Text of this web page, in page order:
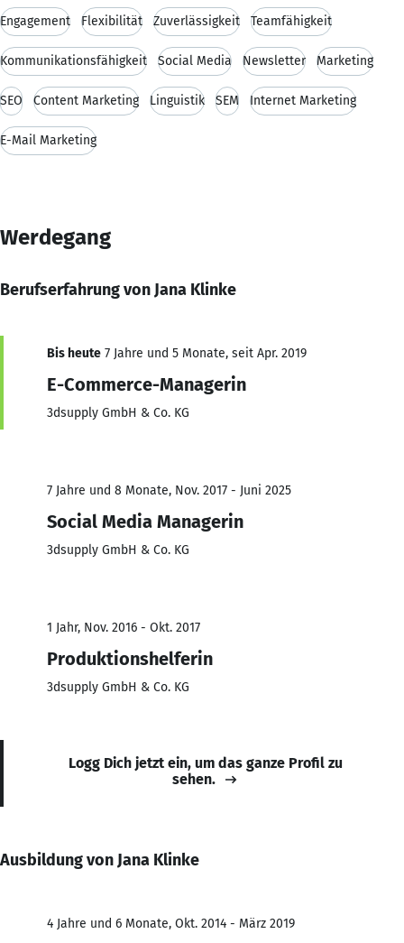
Engagement Flexibilität Zuverlässigkeit Teamfähigkeit
Kommunikationsfähigkeit Social Media Newsletter Marketing
SEO Content Marketing Linguistik SEM Internet Marketing
E-Mail Marketing
Werdegang
Berufserfahrung von Jana Klinke
Bis heute 7 Jahre und 5 Monate, seit Apr. 2019
E-Commerce-Managerin
3dsupply GmbH & Co. KG
7 Jahre und 8 Monate, Nov. 2017 - Juni 2025
Social Media Managerin
3dsupply GmbH & Co. KG
1 Jahr, Nov. 2016 - Okt. 2017
Produktionshelferin
3dsupply GmbH & Co. KG
Logg Dich jetzt ein, um das ganze Profil zu
sehen.
Ausbildung von Jana Klinke
4 Jahre und 6 Monate, Okt. 2014 - März 2019